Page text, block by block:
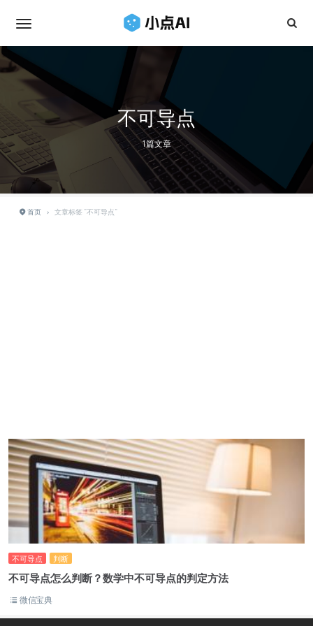
不可导点
1篇文章
首页 › 文章标签 "不可导点"
不可导点 判断
不可导点怎么判断？数学中不可导点的判定方法
微信宝典